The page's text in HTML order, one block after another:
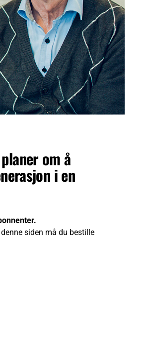
om å
i en
siden må du bestille